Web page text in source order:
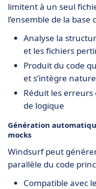
limitent à un seul
l’ensemble de la base
Analyse la
et les fichiers
Produit du code
et s’intègre
Réduit les
de logique
Génération
mocks
Windsurf peut
parallèle du code
Compatible avec